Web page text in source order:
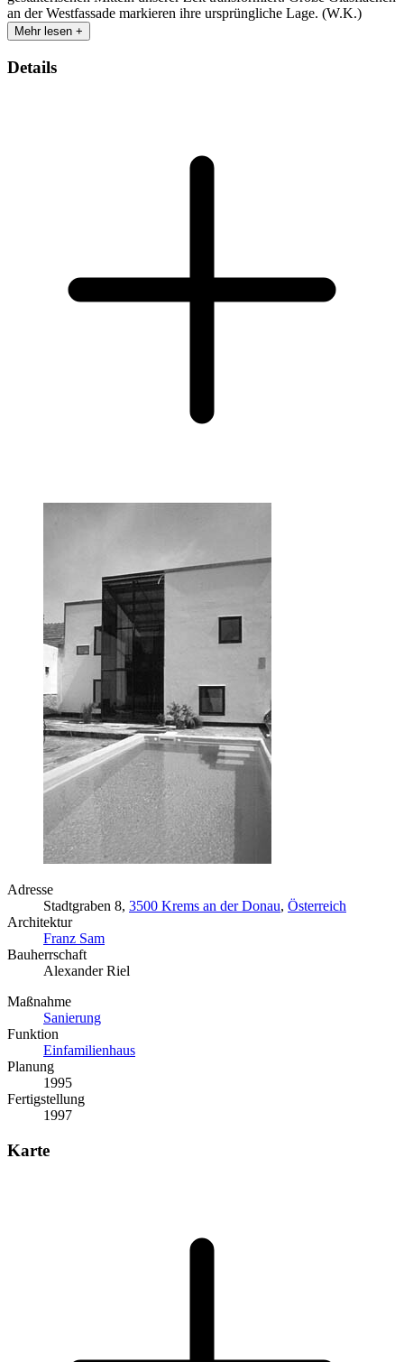
an der Westfassade markieren ihre ursprüngliche Lage. (W.K.)
Mehr lesen +
Details
Adresse
Stadtgraben 8, 3500 Krems an der Donau, Österreich
Architektur
Franz Sam
Bauherrschaft
Alexander Riel
Maßnahme
Sanierung
Funktion
Einfamilienhaus
Planung
1995
Fertigstellung
1997
Karte